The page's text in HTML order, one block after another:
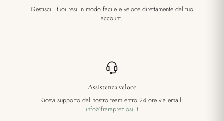
Gestisci i tuoi resi in modo facile e veloce direttamente dal tuo
account.
Assistenza veloce
Ricevi supporto dal nostro team entro 24 ore via email:
info@frarapreziosi.it